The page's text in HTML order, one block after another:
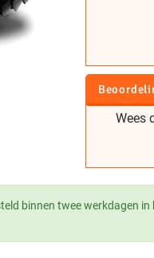
Wees
binnen twee werkdagen